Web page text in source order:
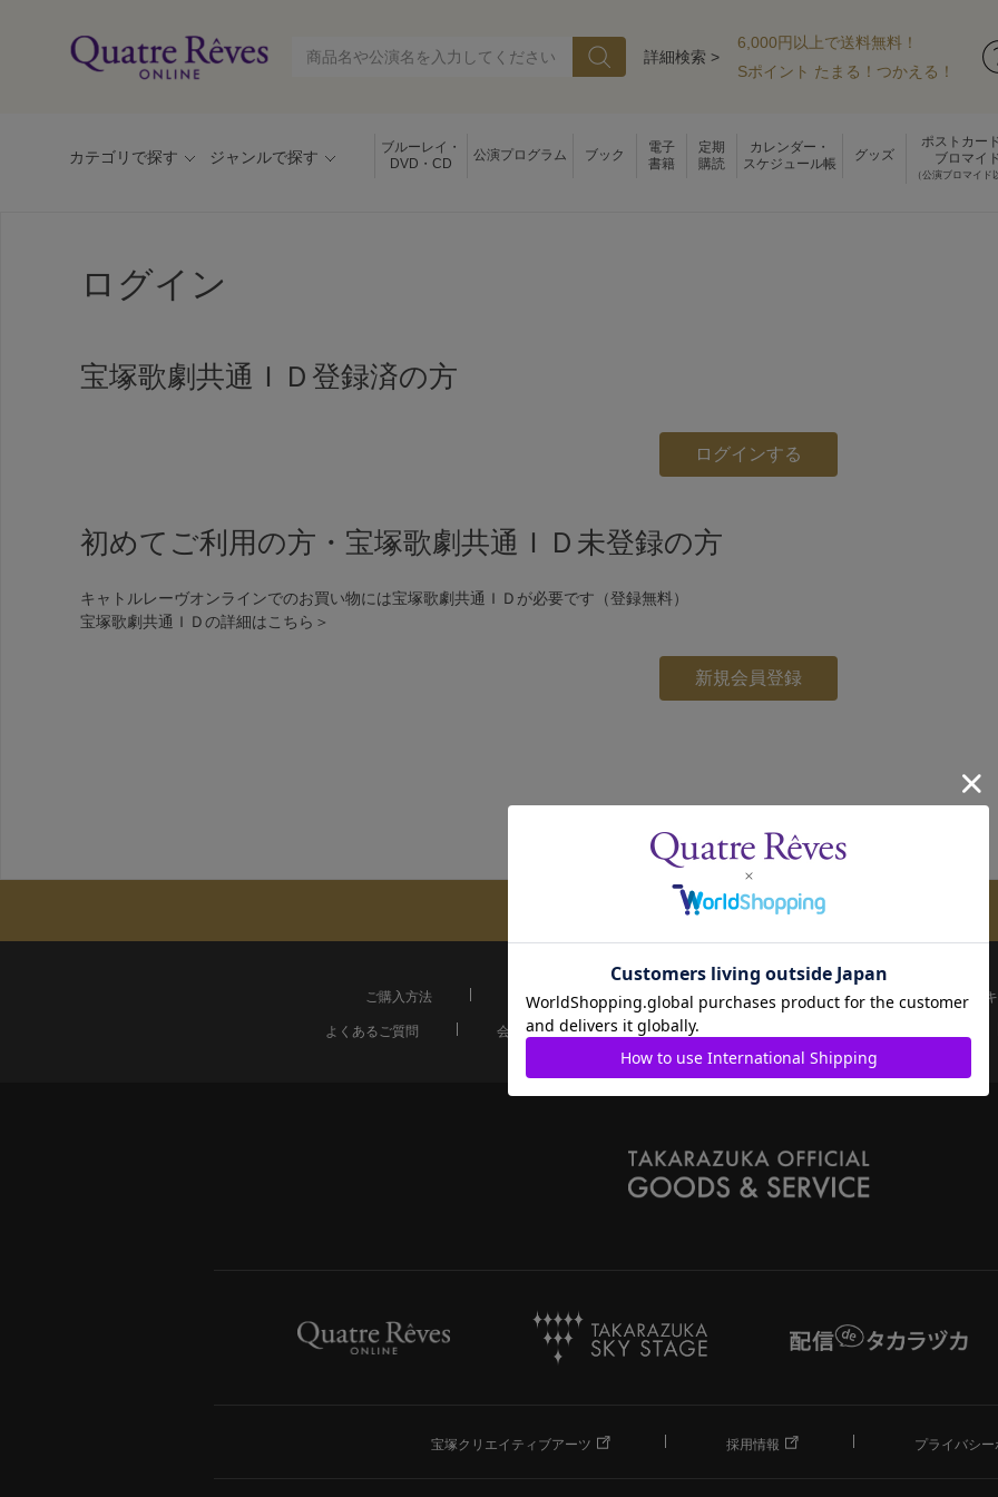
詳細検索 >
6,000円以上で送料無料！
Sポイント たまる！つかえる！
カテゴリで探す ジャンルで探す
ブルーレイ・
DVD・CD
公演プログラム ブック
電子
書籍
定期
購読
カレンダー・
スケジュール帳
グッズ
ポストカー
ブロマイド
（公演ブロマイド
ログイン
宝塚歌劇共通ＩＤ登録済の方
初めてご利用の方・宝塚歌劇共通ＩＤ未登録の方
キャトルレーヴオンラインでのお買い物には宝塚歌劇共通ＩＤが必要です（登録無料）
宝塚歌劇共通ＩＤの詳細は こちら＞
メールマガジンのご案内
ご購入方法 配送について お支払い方法 決済について
よくあるご質問
会員ページ 宝塚歌劇共通ID新規会員登録
宝塚クリエイティブアーツ 採用情報 プライバシ